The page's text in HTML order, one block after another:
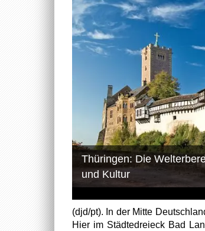
Thüringen: Die
und Kultur
(djd/pt). In der Mitte
Hier im Städtedreieck Bad